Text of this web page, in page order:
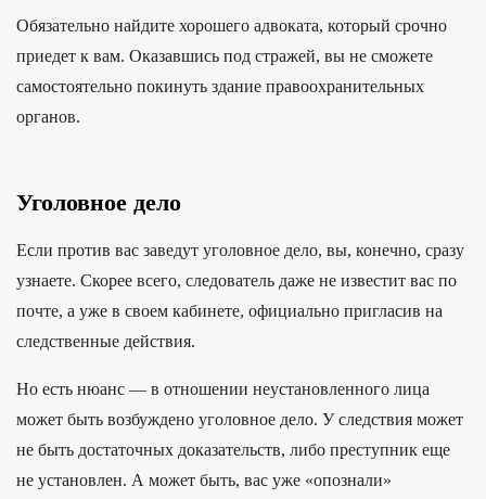
Обязательно найдите хорошего адвоката, который срочно
приедет к вам. Оказавшись под стражей, вы не сможете
самостоятельно покинуть здание правоохранительных
органов.
Уголовное дело
Если против вас заведут уголовное дело, вы, конечно, сразу
узнаете. Скорее всего, следователь даже не известит вас по
почте, а уже в своем кабинете, официально пригласив на
следственные действия.
Но есть нюанс — в отношении неустановленного лица
может быть возбуждено уголовное дело. У следствия может
не быть достаточных доказательств, либо преступник еще
не установлен. А может быть, вас уже «опознали»